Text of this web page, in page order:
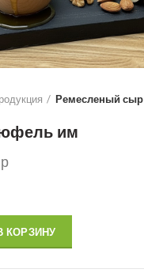
Ремесленый сыр
им
КОРЗИНУ